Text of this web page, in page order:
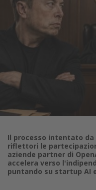
Il processo intentato
riflettori le
aziende partner di
accelera verso
puntando su startup AI